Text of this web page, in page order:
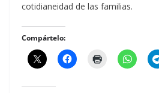
cotidianeidad de las familias.
Compártelo: